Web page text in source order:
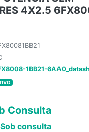
4X2.5
1BB21-
Consulta
Sob consulta